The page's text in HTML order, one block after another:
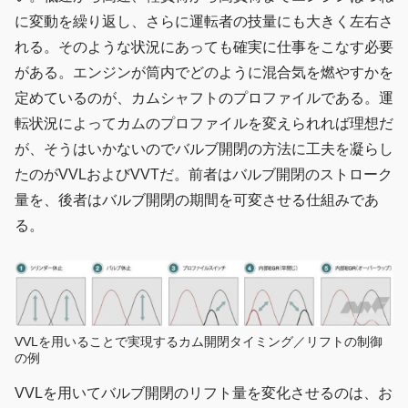
に変動を繰り返し、さらに運転者の技量にも大きく左右さ
れる。そのような状況にあっても確実に仕事をこなす必要
がある。エンジンが筒内でどのように混合気を燃やすかを
定めているのが、カムシャフトのプロファイルである。運
転状況によってカムのプロファイルを変えられれば理想だ
が、そうはいかないのでバルブ開閉の方法に工夫を凝らし
たのがVVLおよびVVTだ。前者はバルブ開閉のストローク
量を、後者はバルブ開閉の期間を可変させる仕組みであ
る。
VVLを用いることで実現するカム開閉タイミング／リフトの制御
の例
VVLを用いてバルブ開閉のリフト量を変化させるのは、お